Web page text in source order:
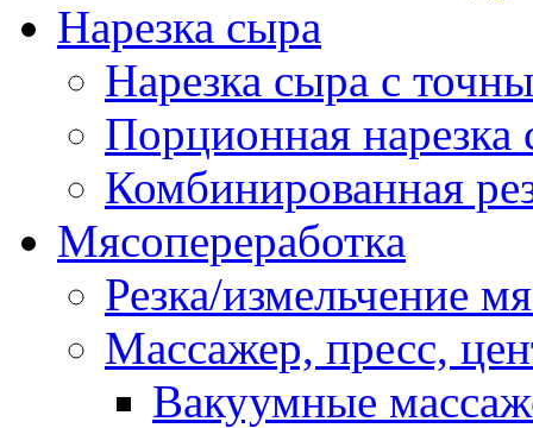
Нарезка сыра
Нарезка сыра с
Порционная нарезка
Комбинированная
Мясопереработка
Резка/измельчение
Массажер, пресс,
Вакуумные